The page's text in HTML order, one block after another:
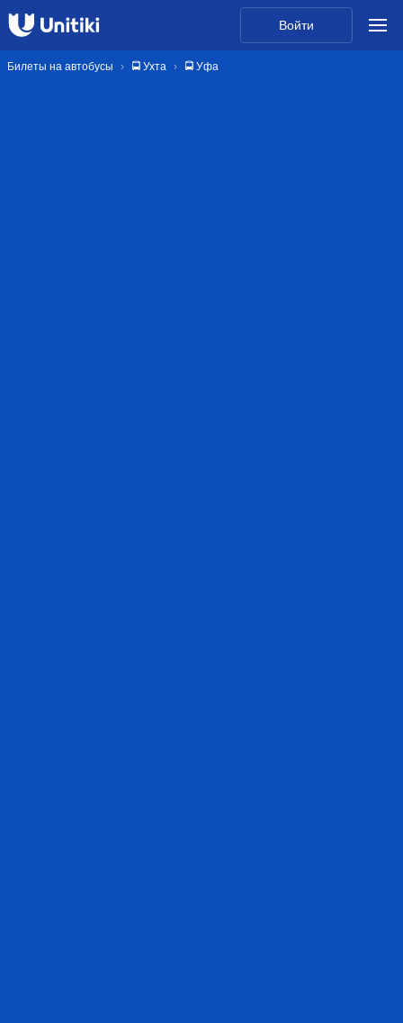
Войти
Билеты на автобусы 🚍 Ухта 🚍 Уфа